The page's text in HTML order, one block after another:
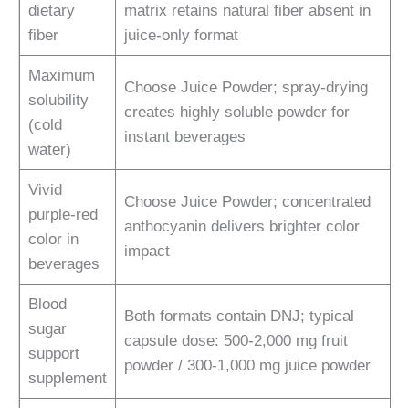
dietary
fiber
matrix retains natural fiber absent in
juice-only format
Maximum
solubility
(cold
water)
Choose Juice Powder; spray-drying
creates highly soluble powder for
instant beverages
Vivid
purple-red
color in
beverages
Choose Juice Powder; concentrated
anthocyanin delivers brighter color
impact
Blood
sugar
support
supplement
Both formats contain DNJ; typical
capsule dose: 500-2,000 mg fruit
powder / 300-1,000 mg juice powder